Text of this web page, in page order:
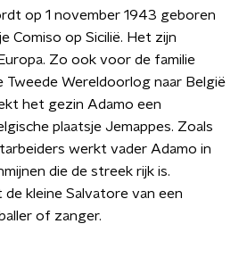
op 1 november 1943 geboren
Comiso op Sicilië. Het zijn
Zo ook voor de familie
Tweede Wereldoorlog naar België
het gezin Adamo een
plaatsje Jemappes. Zoals
werkt vader Adamo in
die de streek rijk is.
kleine Salvatore van een
of zanger.